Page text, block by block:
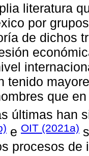
literatura
por
de dichos
tenido
que
últimas han
e OIT (2021a)
procesos de